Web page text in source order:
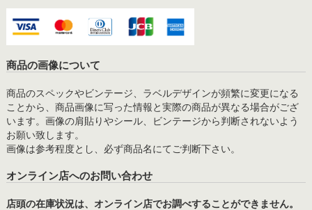
商品の画像について
商品のスペックやビンテージ、ラベルデザインが頻繁に変更になる
ことから、商品画像に写った情報と実際の商品が異なる場合がござ
います。画像の肩貼りやシール、ビンテージから判断されないよう
お願い致します。
画像は参考程度とし、必ず商品名にてご判断下さい。
オンライン店へのお問い合わせ
店頭の在庫状況は、オンライン店でお調べすることができません。